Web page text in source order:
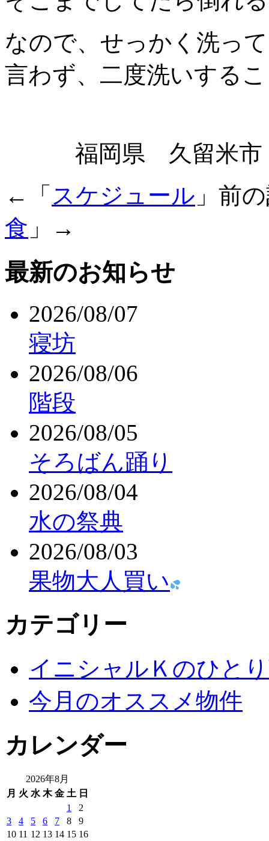
なので、せっかく洗っ
言わず、二度洗いする
福岡県 久留米市
←「 スケジュール 」前
食 」→
最新のお知らせ
2026/08/07
寝坊
2026/08/06
階段
2026/08/05
そろばん踊り
2026/08/04
水の祭典
2026/08/03
果物大人買い
カテゴリー
イニシャルＫのひと
今月のオススメ物件
カレンダー
2026年8月
月 火 水 木 金 土 日
1
2
3
4 5 6 7 8
9
10 11 12 13 14 15 16